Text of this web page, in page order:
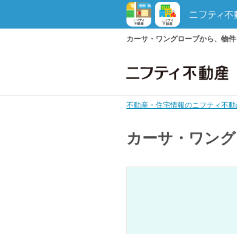
カーサ・ワングローブから、物
不動産・住宅情報のニフティ不
カーサ・ワン